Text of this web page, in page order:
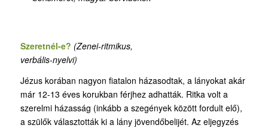
Szeretnél-e? (Zenei-ritmikus,
verbális-nyelvi)
Jézus korában nagyon fiatalon házasodtak, a lányokat akár
már 12-13 éves korukban férjhez adhatták. Ritka volt a
szerelmi házasság (inkább a szegények között fordult elő),
a szülők választották ki a lány jövendőbelijét. Az eljegyzés